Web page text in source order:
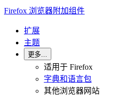
Firefox 浏览器附加组件
扩展
主题
更多…
适用于 Firefox
字典和语言包
其他浏览器网站